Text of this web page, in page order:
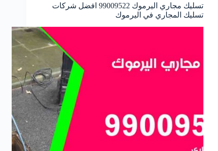
تسليك مجاري اليرموك 99009522 افضل شركات
تسليك المجاري في اليرموك